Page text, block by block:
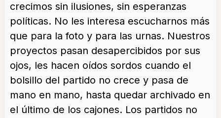
crecimos sin ilusiones, sin esperanzas
políticas. No les interesa escucharnos más
que para la foto y para las urnas. Nuestros
proyectos pasan desapercibidos por sus
ojos, les hacen oídos sordos cuando el
bolsillo del partido no crece y pasa de
mano en mano, hasta quedar archivado en
el último de los cajones. Los partidos no